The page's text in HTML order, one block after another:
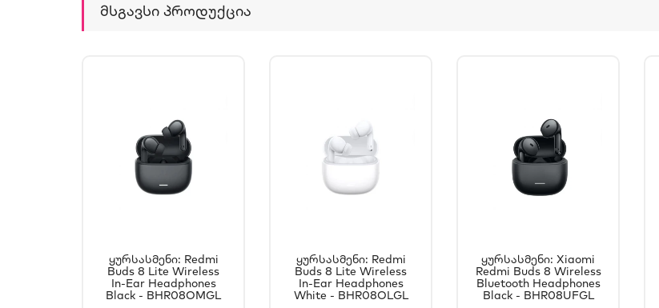
Მსგავსი Პროდუქცია
ᲙᲐᲚᲐᲗᲐᲨᲘ
ᲓᲐᲛᲐᲢᲔᲑᲐ
Ყურსასმენი: Redmi
Buds 8 Lite Wireless
In-Ear Headphones
Black - BHR08OMGL
ᲙᲐᲚᲐᲗᲐᲨᲘ
ᲓᲐᲛᲐᲢᲔᲑᲐ
Ყურსასმენი: Redmi
Buds 8 Lite Wireless
In-Ear Headphones
White - BHR08OLGL
ᲙᲐᲚᲐᲗᲐᲨᲘ
ᲓᲐᲛᲐᲢᲔᲑᲐ
Ყურსასმენი: Xiaomi
Redmi Buds 8 Wireless
Bluetooth Headphones
Black - BHR08UFGL